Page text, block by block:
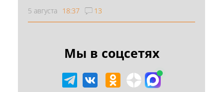
5 августа 18:37 13
Мы в соцсетях